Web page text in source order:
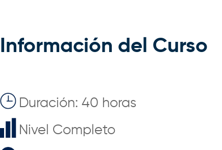
Información del Curso
Duración: 40 horas
Nivel Completo